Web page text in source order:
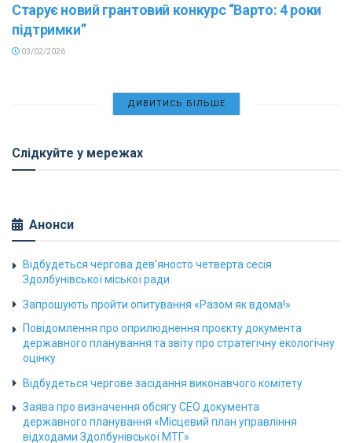
Старує новий грантовий конкурс “Варто: 4 роки
підтримки”
03/02/2026
ДИВИТИСЬ БІЛЬШЕ
Слідкуйте у мережах
Анонси
Відбудеться чергова дев’яносто четверта сесія
Здолбунівської міської ради
Запрошують пройти опитування «Разом як вдома!»
Повідомлення про оприлюднення проєкту документа
державного планування та звіту про стратегічну екологічну
оцінку
Відбудеться чергове засідання виконавчого комітету
Заява про визначення обсягу СЕО документа
державного планування «Місцевий план управління
відходами Здолбунівської МТГ»